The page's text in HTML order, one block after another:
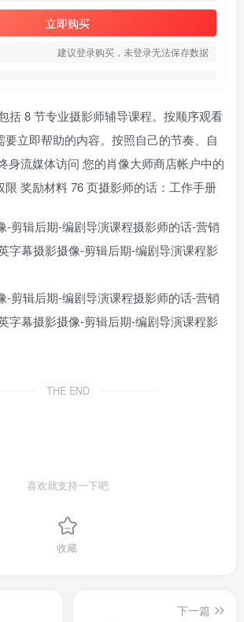
立即购买
建议登录购买，未登录无法保存数据
括 8 节专业摄影师辅导课程。按顺序观看
要立即帮助的内容。按照自己的节奏、自
身流媒体访问 您的肖像大师商店帐户中的
限 奖励材料 76 页摄影师的话：工作手册
THE END
喜欢就支持一下吧
收藏
下一篇